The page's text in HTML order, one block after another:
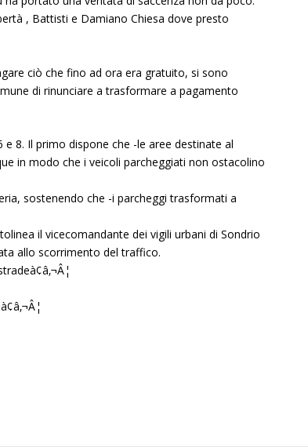
, Battisti e Damiano Chiesa dove presto
ciò che fino ad ora era gratuito, si sono
di rinunciare a trasformare a pagamento
8. Il primo dispone che -le aree destinate al
in modo che i veicoli parcheggiati non ostacolino
sostenendo che -i parcheggi trasformati a
il vicecomandante dei vigili urbani di Sondrio
allo scorrimento del traffico.